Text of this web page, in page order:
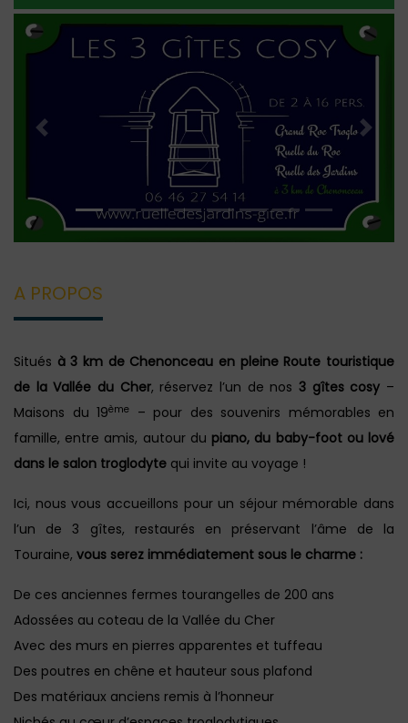
Previous Next
A PROPOS
Situés à 3 km de Chenonceau en pleine Route touristique
de la Vallée du Cher, réservez l’un de nos3 gîtes cosy –
Maisons du 19ème
– pour des souvenirs mémorables en
famille, entre amis, autour du piano, du baby-foot ou lové
dans le salon troglodyte qui invite au voyage !
Ici, nous vous accueillons pour un séjour mémorable dans
l’un de 3 gîtes, restaurés en préservant l’âme de la
Touraine, vous serez immédiatement sous le charme :
De ces anciennes fermes tourangelles de 200 ans
Adossées au coteau de la Vallée du Cher
Avec des murs en pierres apparentes et tuffeau
Des poutres en chêne et hauteur sous plafond
Des matériaux anciens remis à l’honneur